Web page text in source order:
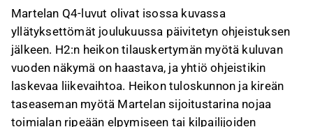
laskevaa liikevaihtoa ja voitollista liiketulosta,
mutta tilauskertymän heikkous heikentää
näkymiä.
Martelan oma pääoma on negatiivinen, ja
nettovelat ovat korkealla tasolla, mikä
korostaa ripeän tuloskäänteen tarvetta.
Martelan Q4-luvut olivat isossa kuvassa
yllätyksettömät joulukuussa päivitetyn ohjeistuksen
jälkeen. H2:n heikon tilauskertymän myötä kuluvan
vuoden näkymä on haastava, ja yhtiö ohjeistikin
laskevaa liikevaihtoa. Heikon tuloskunnon ja kireän
taseaseman myötä Martelan sijoitustarina nojaa
toimialan ripeään elpymiseen tai kilpailijoiden